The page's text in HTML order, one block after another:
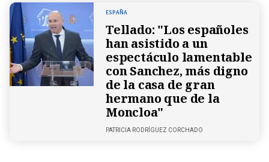
ESPAÑA
Tellado: "Los españoles
han asistido a un
espectáculo lamentable
con Sanchez, más digno
de la casa de gran
hermano que de la
Moncloa"
PATRICIA RODRÍGUEZ CORCHADO